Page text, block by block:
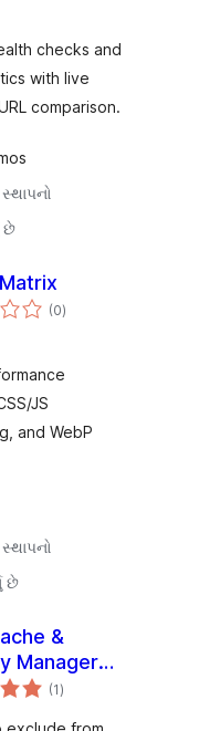
checks and
with live
comparison.
છે
(0કુલ
રેટિંગ્સ
)
JS
and WebP
છે
&
Manager
Cache
(1કુલ
રેટિંગ્સ
)